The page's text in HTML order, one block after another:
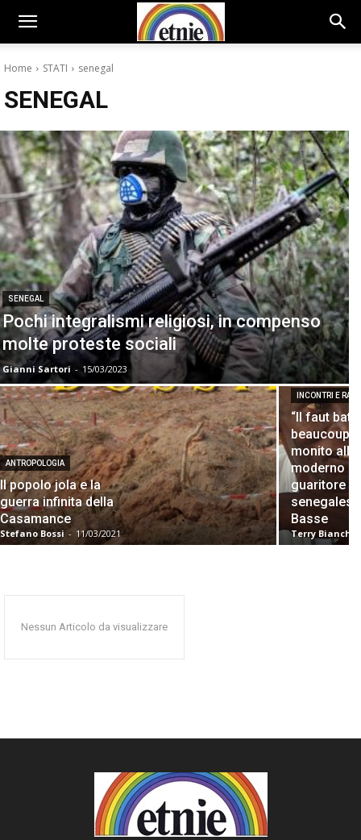
Home STATI senegal
SENEGAL
SENEGAL
Pochi integralismi religiosi, in compenso
molte proteste sociali
Gianni Sartori - 15/03/2023
ANTROPOLOGIA
Il popolo jola e la
guerra infinita della
Casamance
Stefano Bossi - 11/03/2021
INCONTRI E
“Il faut
monito
moderno
guaritore
Basse
Terry Bianchi
Nessun Articolo da visualizzare